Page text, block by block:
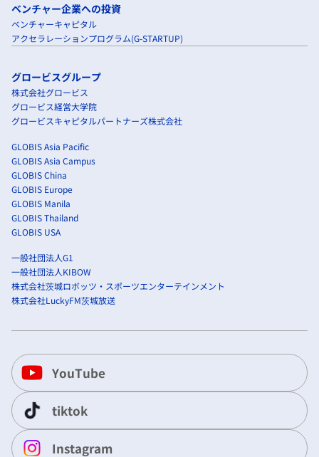
ベンチャー企業への投資
ベンチャーキャピタル
アクセラレーションプログラム(G-STARTUP)
グロービスグループ
株式会社グロービス
グロービス経営大学院
グロービスキャピタルパートナーズ株式会社
GLOBIS Asia Pacific
GLOBIS Asia Campus
GLOBIS China
GLOBIS Europe
GLOBIS Manila
GLOBIS Thailand
GLOBIS USA
一般社団法人G1
一般社団法人KIBOW
株式会社茨城ロボッツ・スポーツエンターテインメント
株式会社LuckyFM茨城放送
YouTube
tiktok
Instagram